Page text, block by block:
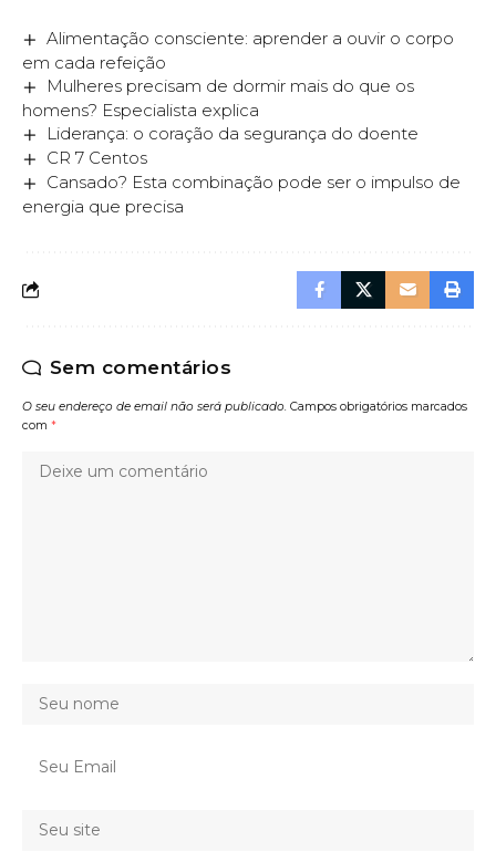
Alimentação consciente: aprender a ouvir o corpo
em cada refeição
Mulheres precisam de dormir mais do que os
homens? Especialista explica
Liderança: o coração da segurança do doente
CR 7 Centos
Cansado? Esta combinação pode ser o impulso de
energia que precisa
Sem comentários
O seu endereço de email não será publicado. Campos obrigatórios marcados
com *